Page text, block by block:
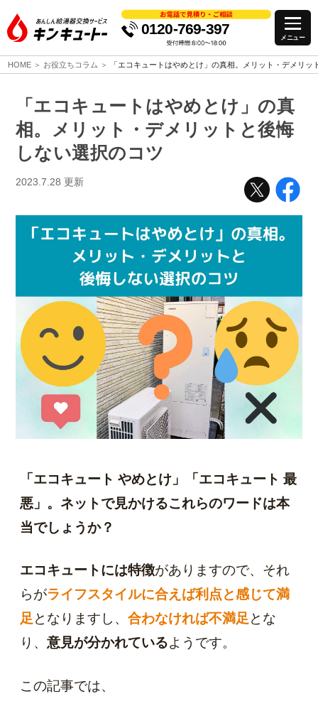
0120-769-397
HOME お役立ちコラム 「エコキュートはやめとけ」の真相。メリット・デメリッ
「エコキュートはやめとけ」の真
相。メリット・デメリットと後悔
しない選択のコツ
2023.7.28 更新
「エコキュート やめとけ」「エコキュート 最
悪」。ネットで見かけるこれらのワードは本
当でしょうか？
エコキュートには特徴がありますので、それ
らがライフスタイルに合えば利点と感じて満
足となりますし、 合わなければ不満足とな
り、 意見が分かれているようです。
この記事では、